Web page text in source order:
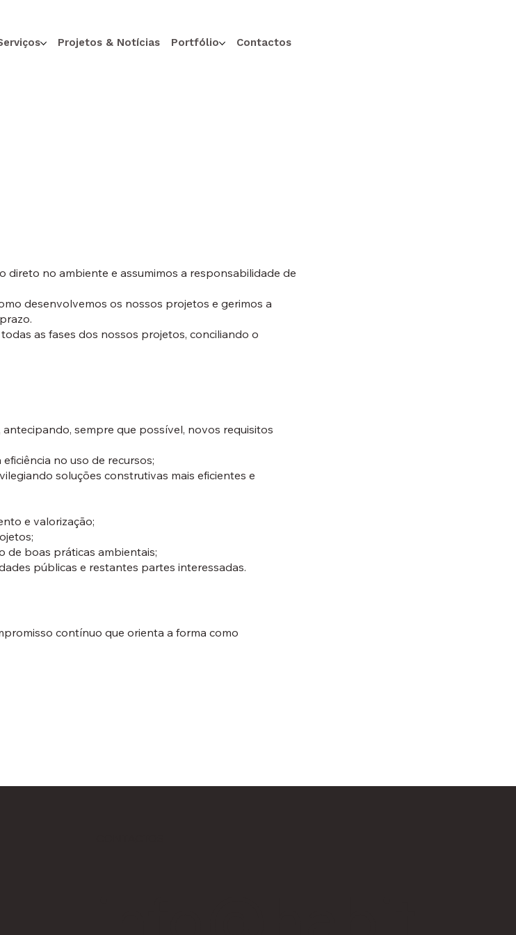
Projetos & Notícias Portfólio Contactos
direto no ambiente e assumimos a responsabilidade de
desenvolvemos os nossos projetos e gerimos a
as fases dos nossos projetos, conciliando o
sempre que possível, novos requisitos
no uso de recursos;
soluções construtivas mais eficientes e
e valorização;
de boas práticas ambientais;
públicas e restantes partes interessadas.
contínuo que orienta a forma como